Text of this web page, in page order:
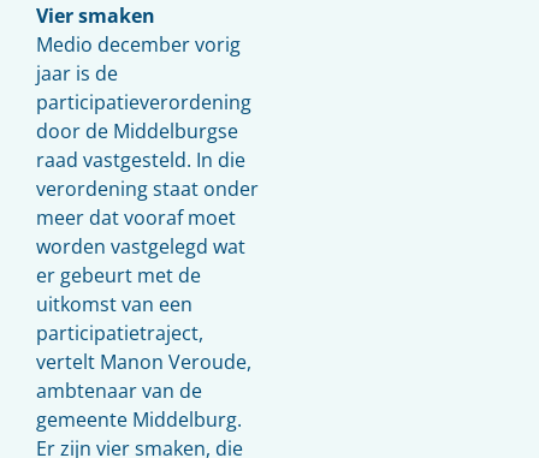
Vier smaken
Medio december vorig
jaar is de
participatieverordening
door de Middelburgse
raad vastgesteld. In die
verordening staat onder
meer dat vooraf moet
worden vastgelegd wat
er gebeurt met de
uitkomst van een
participatietraject,
vertelt Manon Veroude,
ambtenaar van de
gemeente Middelburg.
Er zijn vier smaken, die